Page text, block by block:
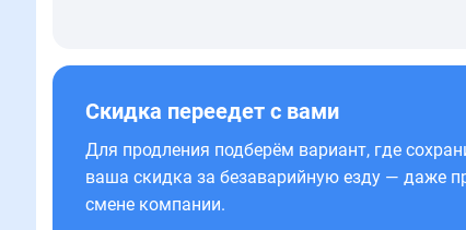
Скидка переедет с вами
Для продления подберём вариант, где
ваша скидка за безаварийную езду — даже
смене компании.